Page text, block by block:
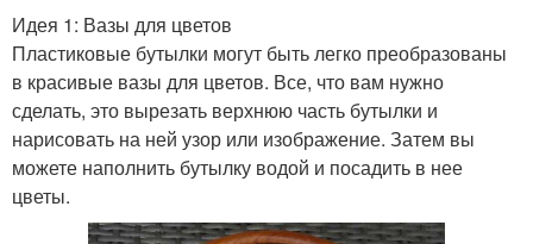
Идея 1: Вазы для цветов
Пластиковые бутылки могут быть легко преобразованы
в красивые вазы для цветов. Все, что вам нужно
сделать, это вырезать верхнюю часть бутылки и
нарисовать на ней узор или изображение. Затем вы
можете наполнить бутылку водой и посадить в нее
цветы.